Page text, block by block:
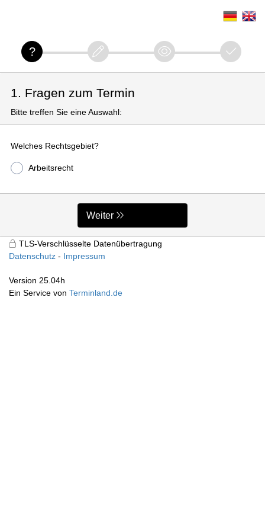
1. Fragen zum Termin
Bitte treffen Sie eine Auswahl:
Welches Rechtsgebiet?
Arbeitsrecht
Weiter
TLS-Verschlüsselte Datenübertragung
Datenschutz
Impressum
Version 25.04h
Ein Service von Terminland.de